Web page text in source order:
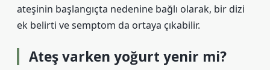
ateşinin başlangıçta nedenine bağlı olarak, bir dizi
ek belirti ve semptom da ortaya çıkabilir.
Ateş varken yoğurt yenir mi?